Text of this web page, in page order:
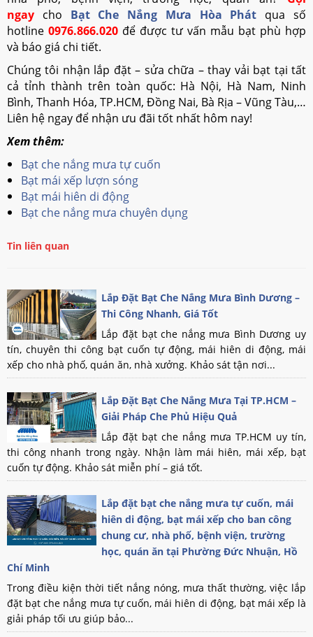
ngay cho Bạt Che Nắng Mưa Hòa Phát qua số
hotline 0976.866.020 để được tư vấn mẫu bạt phù hợp
và báo giá chi tiết.
Chúng tôi nhận lắp đặt – sửa chữa – thay vải bạt tại tất
cả tỉnh thành trên toàn quốc: Hà Nội, Hà Nam, Ninh
Bình, Thanh Hóa, TP.HCM, Đồng Nai, Bà Rịa – Vũng Tàu,…
Liên hệ ngay để nhận ưu đãi tốt nhất hôm nay!
Xem thêm:
Bạt che nắng mưa tự cuốn
Bạt mái xếp lượn sóng
Bạt mái hiên di động
Bạt che nắng mưa chuyên dụng
Tin liên quan
Lắp Đặt Bạt Che Nắng Mưa Bình Dương –
Thi Công Nhanh, Giá Tốt
Lắp đặt bạt che nắng mưa Bình Dương uy
tín, chuyên thi công bạt cuốn tự động, mái hiên di động, mái
xếp cho nhà phố, quán ăn, nhà xưởng. Khảo sát tận nơi...
Lắp Đặt Bạt Che Nắng Mưa Tại TP.HCM –
Giải Pháp Che Phủ Hiệu Quả
Lắp đặt bạt che nắng mưa TP.HCM uy tín,
thi công nhanh trong ngày. Nhận làm mái hiên, mái xếp, bạt
cuốn tự động. Khảo sát miễn phí – giá tốt.
Lắp đặt bạt che nắng mưa tự cuốn, mái
hiên di động, bạt mái xếp cho ban công
chung cư, nhà phố, bệnh viện, trường
học, quán ăn tại Phường Đức Nhuận, Hồ
Chí Minh
Trong điều kiện thời tiết nắng nóng, mưa thất thường, việc lắp
đặt bạt che nắng mưa tự cuốn, mái hiên di động, bạt mái xếp là
giải pháp tối ưu giúp bảo...